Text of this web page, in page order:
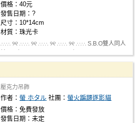
價格：40元
發售日期：?
尺寸：10*14cm
材質：珠光卡
∴∵∴ ୨୧ ∴∵∴ ୨୧ ∴∵∴ ୨୧ ∴∵∴ ୨୧ ∴∵∴ S.B.O雙人同人
壓克力吊飾
作者：螢 ホタル 社團：螢火蹁躚逐影貓
價格：免費發放
發售日期：未定